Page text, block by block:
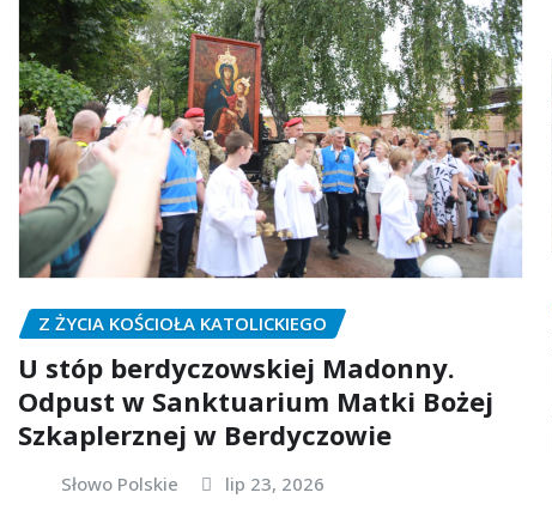
Z ŻYCIA KOŚCIOŁA KATOLICKIEGO
U stóp berdyczowskiej Madonny.
Odpust w Sanktuarium Matki Bożej
Szkaplerznej w Berdyczowie
Słowo Polskie lip 23, 2026